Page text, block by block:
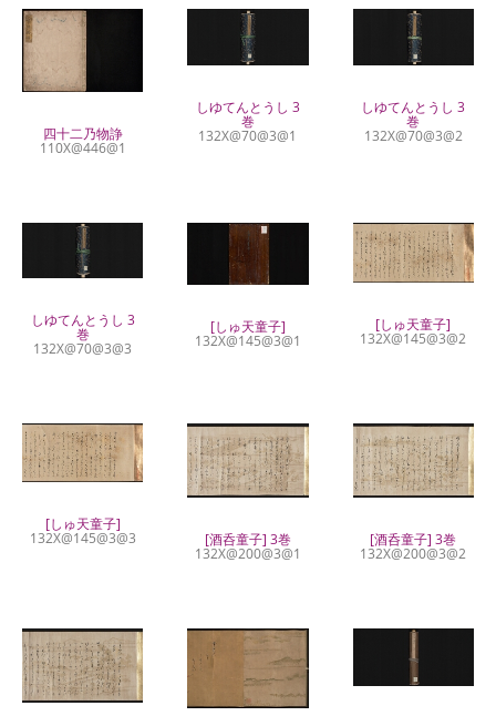
四十二乃物諍
110X@446@1
しゆてんとうし 3
巻
132X@70@3@1
しゆてんとうし 3
巻
132X@70@3@2
しゆてんとうし 3
巻
132X@70@3@3
[しゅ天童子]
132X@145@3@1
[しゅ天童子]
132X@145@3@2
[しゅ天童子]
132X@145@3@3 [酒呑童子] 3巻
132X@200@3@1
[酒呑童子] 3巻
132X@200@3@2